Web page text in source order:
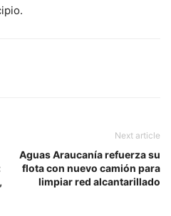
Next article
Aguas Araucanía refuerza su
flota con nuevo camión para
limpiar red alcantarillado